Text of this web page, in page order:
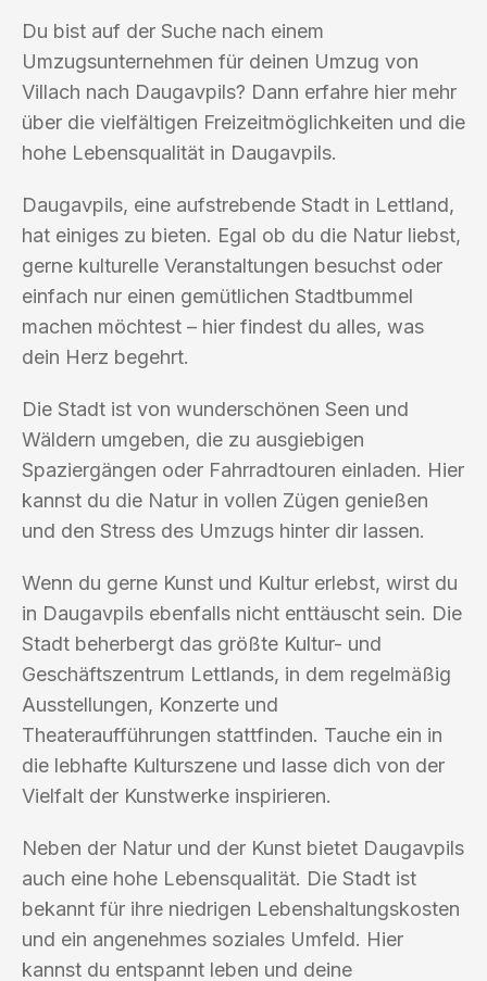
Du bist auf der Suche nach einem
Umzugsunternehmen für deinen Umzug von
Villach nach Daugavpils? Dann erfahre hier mehr
über die vielfältigen Freizeitmöglichkeiten und die
hohe Lebensqualität in Daugavpils.
Daugavpils, eine aufstrebende Stadt in Lettland,
hat einiges zu bieten. Egal ob du die Natur liebst,
gerne kulturelle Veranstaltungen besuchst oder
einfach nur einen gemütlichen Stadtbummel
machen möchtest – hier findest du alles, was
dein Herz begehrt.
Die Stadt ist von wunderschönen Seen und
Wäldern umgeben, die zu ausgiebigen
Spaziergängen oder Fahrradtouren einladen. Hier
kannst du die Natur in vollen Zügen genießen
und den Stress des Umzugs hinter dir lassen.
Wenn du gerne Kunst und Kultur erlebst, wirst du
in Daugavpils ebenfalls nicht enttäuscht sein. Die
Stadt beherbergt das größte Kultur- und
Geschäftszentrum Lettlands, in dem regelmäßig
Ausstellungen, Konzerte und
Theateraufführungen stattfinden. Tauche ein in
die lebhafte Kulturszene und lasse dich von der
Vielfalt der Kunstwerke inspirieren.
Neben der Natur und der Kunst bietet Daugavpils
auch eine hohe Lebensqualität. Die Stadt ist
bekannt für ihre niedrigen Lebenshaltungskosten
und ein angenehmes soziales Umfeld. Hier
kannst du entspannt leben und deine